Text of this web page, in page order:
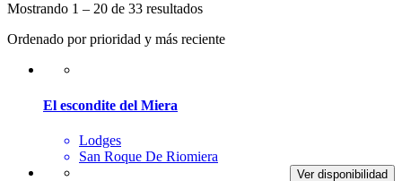
Mostrando 1 – 20 de 33 resultados
Ordenado por prioridad y más reciente
El escondite del Miera
Lodges
San Roque De Riomiera
Ver disponibilidad